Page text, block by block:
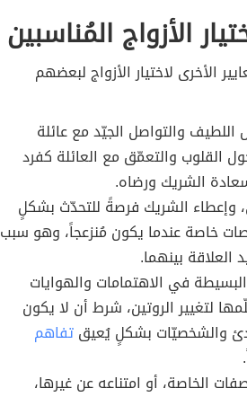
الأزواج المُناسبين
الأخرى لاختيار الأزواج لبعضهم
اللطيف والتواصل الجيّد مع عائلة
القلوب والتعمّق مع العائلة كفرد
الشريك ورضاه.
وإعطاء الشريك فرصةً للتحدّث بشكلٍ
خاصة عندما يكون مُنزعجاً، وهو سبب
العلاقة بينهما.
في الاهتمامات والهوايات
لتغيير الروتين، شرط أن لا يكون
والشخصيّات بشكلٍ يُعيقتفاهم
الخاصة، أو امتناعه عن غيرها،